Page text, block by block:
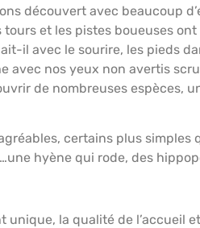
découvert avec beaucoup
et les pistes boueuses
il avec le sourire, les pieds
avec nos yeux non avertis
de nombreuses espèces,
certains plus
hyène qui rode, des
unique, la qualité de l’accueil